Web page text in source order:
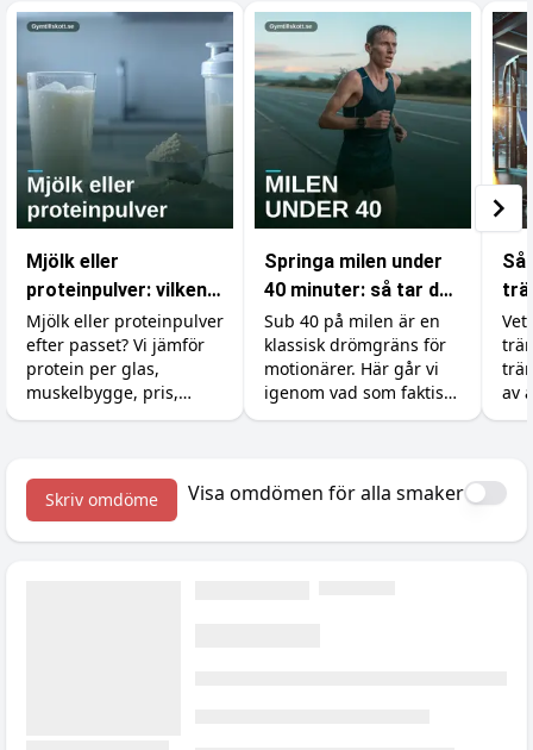
Mjölk eller
proteinpulver: vilken
proteinkälla ska du
välja?
Mjölk eller proteinpulver
efter passet? Vi jämför
protein per glas,
muskelbygge, pris,
kalorier och magen, så
är värt pengarna.
Springa milen under
40 minuter: så tar du
dig under
drömgränsen
Sub 40 på milen är en
klassisk drömgräns för
motionärer. Här går vi
igenom vad som faktiskt
krävs, hur du lägger
sista sekunderna.
Så
Vet
av
Skriv omdöme Visa omdömen för alla smaker